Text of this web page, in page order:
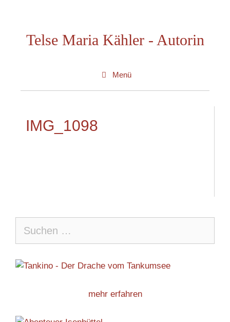
springenTelse Maria Kähler - Autorin
Menü
IMG_1098
nach:
mehr erfahren